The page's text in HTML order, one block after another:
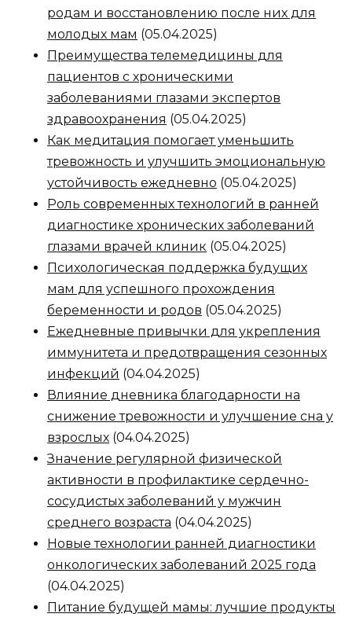
родам и восстановлению после них для
молодых мам (05.04.2025)
Преимущества телемедицины для
пациентов с хроническими
заболеваниями глазами экспертов
здравоохранения (05.04.2025)
Как медитация помогает уменьшить
тревожность и улучшить эмоциональную
устойчивость ежедневно (05.04.2025)
Роль современных технологий в ранней
диагностике хронических заболеваний
глазами врачей клиник (05.04.2025)
Психологическая поддержка будущих
мам для успешного прохождения
беременности и родов (05.04.2025)
Ежедневные привычки для укрепления
иммунитета и предотвращения сезонных
инфекций (04.04.2025)
Влияние дневника благодарности на
снижение тревожности и улучшение сна у
взрослых (04.04.2025)
Значение регулярной физической
активности в профилактике сердечно-
сосудистых заболеваний у мужчин
среднего возраста (04.04.2025)
Новые технологии ранней диагностики
онкологических заболеваний 2025 года
(04.04.2025)
Питание будущей мамы: лучшие продукты